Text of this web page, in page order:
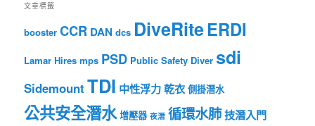
文章標籤
booster CCR DAN dcs DiveRiteERDI
Lamar Hires mps PSD Public Safety Diver sdi
Sidemount TDI 中性浮力乾衣 側掛潛水
公共安全潛水 增壓器 夜潛 循環水肺技潛入門